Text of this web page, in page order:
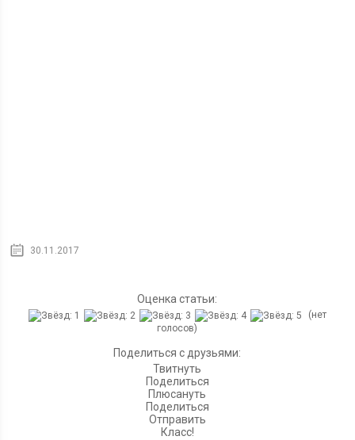
30.11.2017
Оценка статьи:
(нет
голосов)
Поделиться с друзьями:
Твитнуть
Поделиться
Плюсануть
Поделиться
Отправить
Класс!